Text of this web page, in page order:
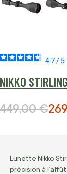
4.7/5
NIKKO STIRLING
Prix
Prix normal
449,00 €
Lunette Nikko
précision à